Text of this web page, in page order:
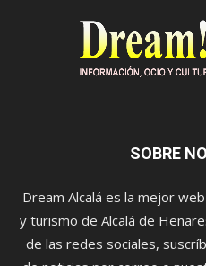
SOBRE
Dream Alcalá es la mejor
y turismo de Alcalá de
de las redes sociales,